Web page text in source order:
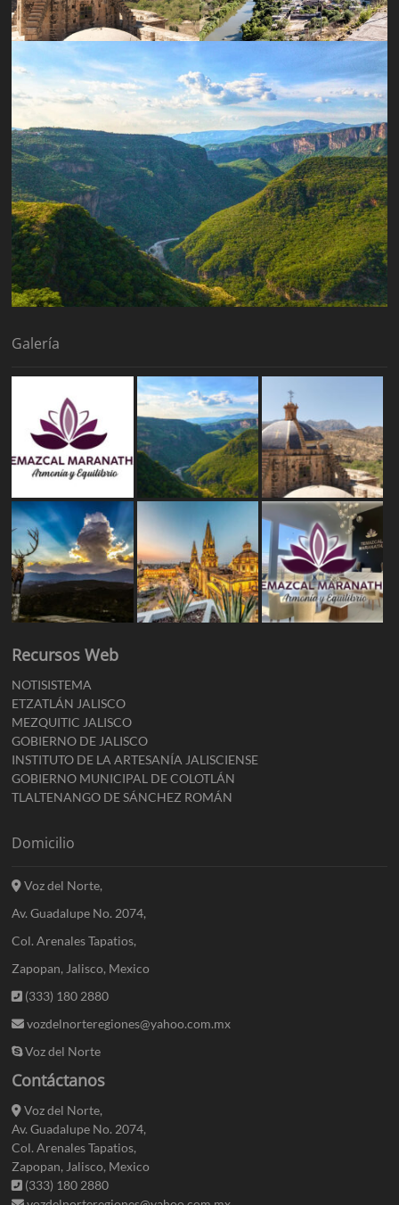
Galería
Recursos Web
NOTISISTEMA
ETZATLÁN JALISCO
MEZQUITIC JALISCO
GOBIERNO DE JALISCO
INSTITUTO DE LA ARTESANÍA JALISCIENSE
GOBIERNO MUNICIPAL DE COLOTLÁN
TLALTENANGO DE SÁNCHEZ ROMÁN
Domicilio
Voz del Norte,
Av. Guadalupe No. 2074,
Col. Arenales Tapatios,
Zapopan, Jalisco, Mexico
(333) 180 2880
vozdelnorteregiones@yahoo.com.mx
Voz del Norte
Contáctanos
Voz del Norte,
Av. Guadalupe No. 2074,
Col. Arenales Tapatios,
Zapopan, Jalisco, Mexico
(333) 180 2880